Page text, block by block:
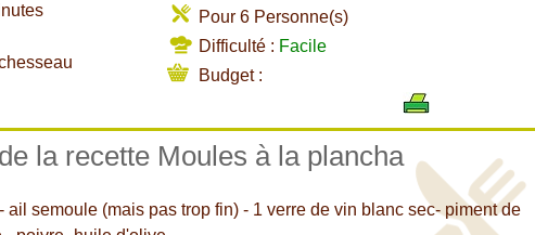
Pour 6 Personne(s)
Difficulté : Facile
Budget :
la recette Moules à la plancha
ail semoule (mais pas trop fin) - 1 verre de vin blanc sec- piment de